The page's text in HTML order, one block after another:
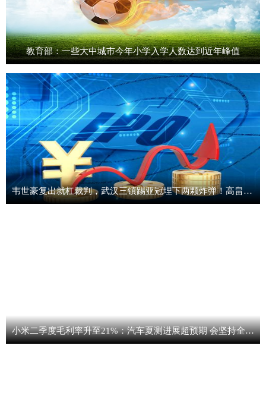
教育部：一些大中城市今年小学入学人数达到近年峰值
韦世豪复出就杠裁判，武汉三镇踢亚冠埋下两颗炸弹！高畠勉还能撑几场？
小米二季度毛利率升至21%：汽车夏测进展超预期 会坚持全球化道路